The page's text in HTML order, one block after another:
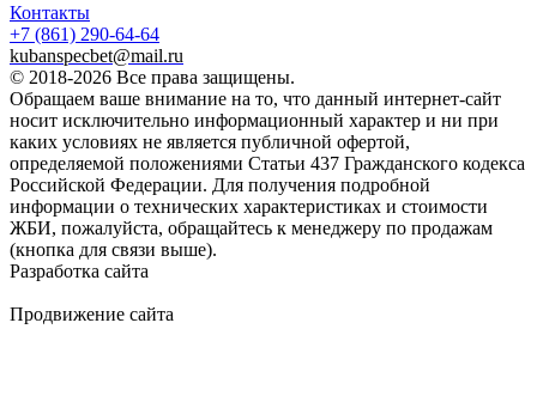
Контакты
+7 (861) 290-64-64
kubanspecbet@mail.ru
© 2018-2026 Все права защищены.
Обращаем ваше внимание на то, что данный интернет-сайт
носит исключительно информационный характер и ни при
каких условиях не является публичной офертой,
определяемой положениями Статьи 437 Гражданского кодекса
Российской Федерации. Для получения подробной
информации о технических характеристиках и стоимости
ЖБИ, пожалуйста, обращайтесь к менеджеру по продажам
(кнопка для связи выше).
Разработка сайта
Продвижение сайта